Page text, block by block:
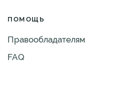
ПОМОЩЬ
Правообладателям
FAQ